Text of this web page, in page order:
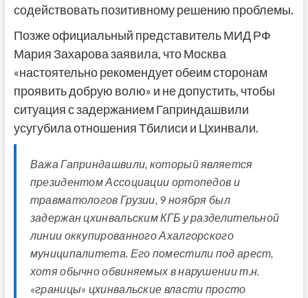
содействовать позитивному решению проблемы.
Позже официальный представитель МИД РФ
Мария Захарова заявила, что Москва
«настоятельно рекомендует обеим сторонам
проявить добрую волю» и не допустить, чтобы
ситуация с задержанием Гаприндашвили
усугубила отношения Тбилиси и Цхинвали.
Важа Гаприндашвили, который является
президентом Ассоциации ортопедов и
травматологов Грузии, 9 ноября был
задержан цхинвальским КГБ у разделительной
линии оккупированного Ахалгорского
муниципалитета. Его поместили под арест,
хотя обычно обвиняемых в нарушении т.н.
«границы» цхинвальские власти просто